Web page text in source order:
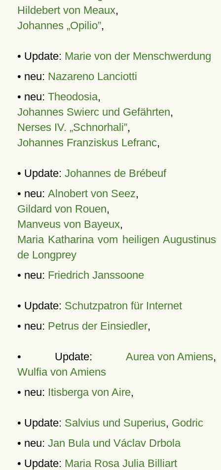
Hildebert von Meaux,
Johannes „Opilio”,
• Update: Marie von der Menschwerdung
• neu: Nazareno Lanciotti
• neu: Theodosia,
Johannes Swierc und Gefährten,
Nerses IV. „Schnorhali”,
Johannes Franziskus Lefranc,
• Update: Johannes de Brébeuf
• neu: Alnobert von Seez,
Gildard von Rouen,
Manveus von Bayeux,
Maria Katharina vom heiligen Augustinus
de Longprey
• neu: Friedrich Janssoone
• Update: Schutzpatron für Internet
• neu: Petrus der Einsiedler,
• Update: Aurea von Amiens,
Wulfia von Amiens
• neu: Itisberga von Aire,
• Update: Salvius und Superius, Godric
• neu: Jan Bula und Václav Drbola
• Update: Maria Rosa Julia Billiart